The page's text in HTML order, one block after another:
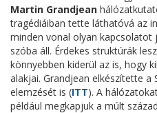
Martin Grandjean
tragédiáiban tette láthatóvá az
minden vonal olyan kapcsolatot
szóba áll. Érdekes struktúrák
könnyebben kiderül az is, hogy
alakjai. Grandjean elkészítette a
elemzését is (ITT). A
például megkapjuk a múlt